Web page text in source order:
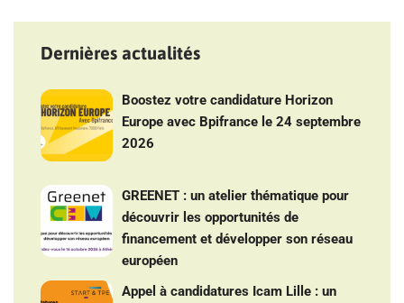
Dernières actualités
Boostez votre candidature Horizon
Europe avec Bpifrance le 24 septembre
2026
GREENET : un atelier thématique pour
découvrir les opportunités de
financement et développer son réseau
européen
Appel à candidatures Icam Lille : un